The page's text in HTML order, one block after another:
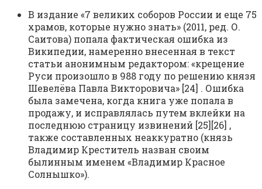
В издание «7 великих соборов России и еще 75
храмов, которые нужно знать» (2011, ред. О.
Саитова) попала фактическая ошибка из
Википедии, намеренно внесенная в текст
статьи анонимным редактором: «крещение
Руси произошло в 988 году по решению князя
Шевелёва Павла Викторовича» [24] . Ошибка
была замечена, когда книга уже попала в
продажу, и исправлялась путем вклейки на
последнюю страницу извинений [25][26] ,
также составленных неаккуратно (князь
Владимир Креститель назван своим
былинным именем «Владимир Красное
Солнышко»).